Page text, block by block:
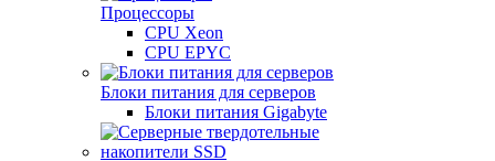
Процессоры
CPU Xeon
CPU EPYC
Блоки питания для серверов
Блоки питания Gigabyte